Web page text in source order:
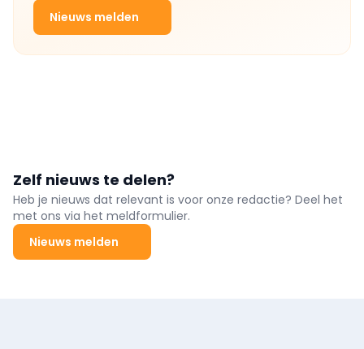
Nieuws melden
Zelf nieuws te delen?
Heb je nieuws dat relevant is voor onze redactie? Deel het
met ons via het meldformulier.
Nieuws melden